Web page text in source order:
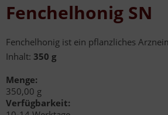
Fenchelhonig SN
Fenchelhonig ist ein pflanzliches
Inhalt: 350 g
Menge:
350,00 g
Verfügbarkeit: